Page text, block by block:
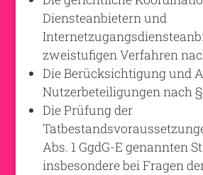
Diensteanbietern und
zweistufigen Verfahren
Die Berücksichtigung und
Nutzerbeteiligungen nach §
Die Prüfung der
Abs. 1 GgdG-E genannten
insbesondere bei Fragen